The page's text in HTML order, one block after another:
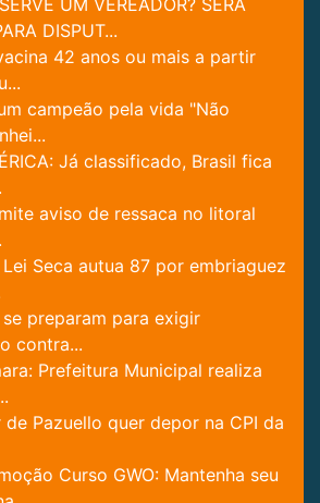
DISPUT...
42 anos ou mais a partir
campeão pela vida "Não
Já classificado, Brasil fica
aviso de ressaca no litoral
Seca autua 87 por embriaguez
se preparam para exigir
contra...
Prefeitura Municipal realiza
de Pazuello quer depor na CPI da
Curso GWO: Mantenha seu